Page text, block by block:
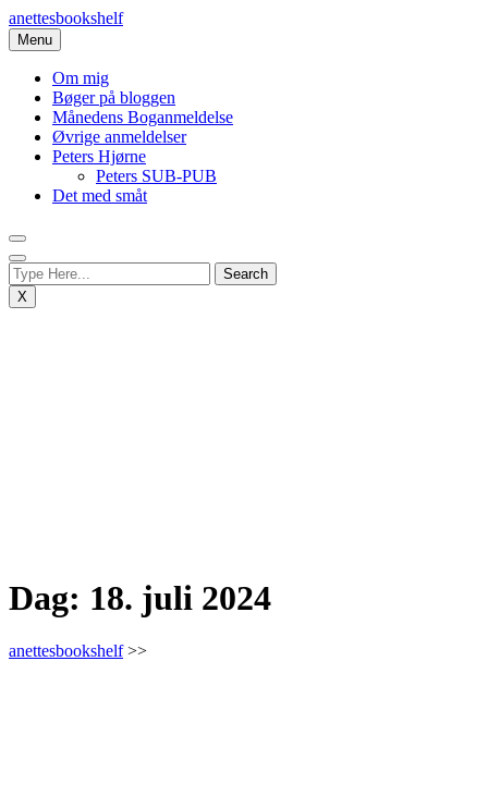
Skip
to
content
anettesbookshelf
Menu
Om mig
Bøger på bloggen
Månedens Boganmeldelse
Øvrige anmeldelser
Peters Hjørne
Peters SUB-PUB
Det med småt
X
Dag: 18. juli 2024
anettesbookshelf>>